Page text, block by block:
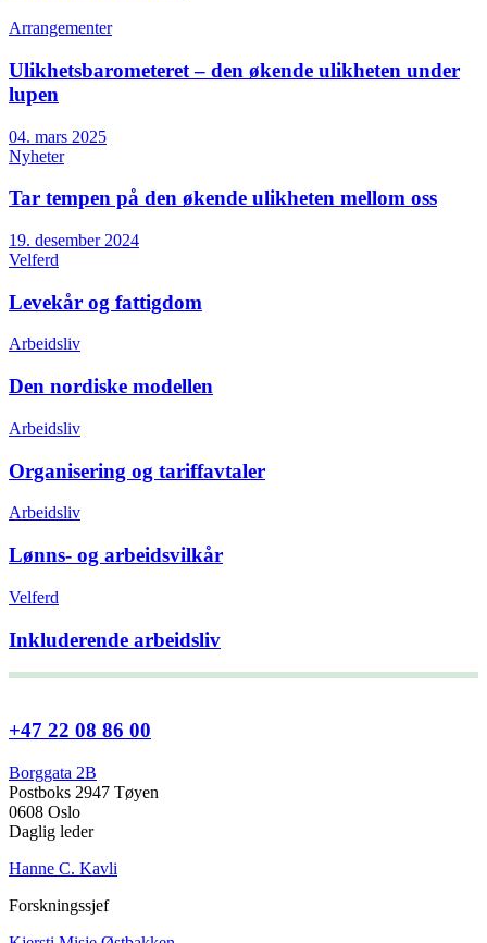
Arrangementer
Ulikhetsbarometeret – den økende ulikheten under
lupen
04. mars 2025
Nyheter
Tar tempen på den økende ulikheten mellom oss
19. desember 2024
Velferd
Levekår og fattigdom
Arbeidsliv
Den nordiske modellen
Arbeidsliv
Organisering og tariffavtaler
Arbeidsliv
Lønns- og arbeidsvilkår
Velferd
Inkluderende arbeidsliv
+47 22 08 86 00
Borggata 2B
Postboks 2947 Tøyen
0608 Oslo
Daglig leder
Hanne C. Kavli
Forskningssjef